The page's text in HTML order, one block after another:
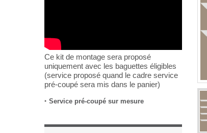
Ce kit de montage sera proposé
uniquement avec les baguettes éligibles
(service proposé quand le cadre service
pré-coupé sera mis dans le panier)
‣ Service pré-coupé sur mesure